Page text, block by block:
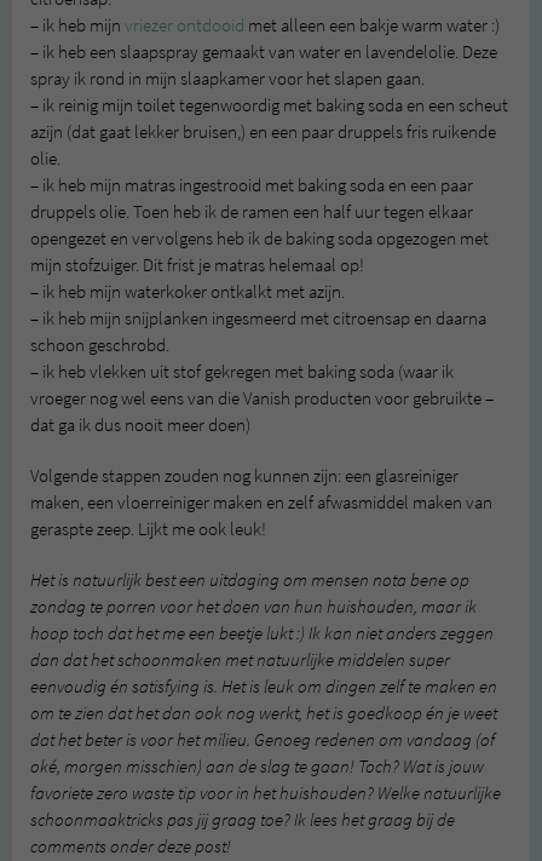
– ik heb mijn vriezer ontdooid met alleen een bakje warm water :)
– ik heb een slaapspray gemaakt van water en lavendelolie. Deze
spray ik rond in mijn slaapkamer voor het slapen gaan.
– ik reinig mijn toilet tegenwoordig met baking soda en een scheut
azijn (dat gaat lekker bruisen,) en een paar druppels fris ruikende
olie.
– ik heb mijn matras ingestrooid met baking soda en een paar
druppels olie. Toen heb ik de ramen een half uur tegen elkaar
opengezet en vervolgens heb ik de baking soda opgezogen met
mijn stofzuiger. Dit frist je matras helemaal op!
– ik heb mijn waterkoker ontkalkt met azijn.
– ik heb mijn snijplanken ingesmeerd met citroensap en daarna
schoon geschrobd.
– ik heb vlekken uit stof gekregen met baking soda (waar ik
vroeger nog wel eens van die Vanish producten voor gebruikte –
dat ga ik dus nooit meer doen)
Volgende stappen zouden nog kunnen zijn: een glasreiniger
maken, een vloerreiniger maken en zelf afwasmiddel maken van
geraspte zeep. Lijkt me ook leuk!
Het is natuurlijk best een uitdaging om mensen nota bene op
zondag te porren voor het doen van hun huishouden, maar ik
hoop toch dat het me een beetje lukt :) Ik kan niet anders zeggen
dan dat het schoonmaken met natuurlijke middelen super
eenvoudig én satisfying is. Het is leuk om dingen zelf te maken en
om te zien dat het dan ook nog werkt, het is goedkoop én je weet
dat het beter is voor het milieu. Genoeg redenen om vandaag (of
oké, morgen misschien) aan de slag te gaan! Toch? Wat is jouw
favoriete zero waste tip voor in het huishouden? Welke natuurlijke
schoonmaaktricks pas jij graag toe? Ik lees het graag bij de
comments onder deze post!